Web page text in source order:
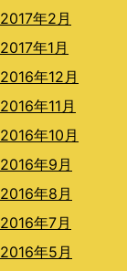
2017年2月
2017年1月
2016年12月
2016年11月
2016年10月
2016年9月
2016年8月
2016年7月
2016年5月